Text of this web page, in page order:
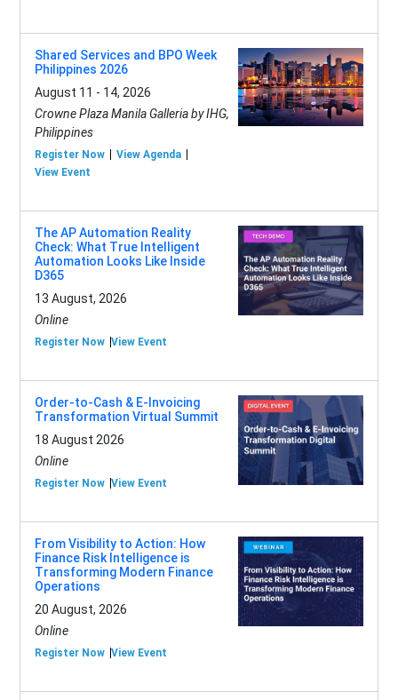
Shared Services and BPO Week
Philippines 2026
August 11 - 14, 2026
Crowne Plaza Manila Galleria by IHG,
Philippines
Register Now
View Agenda
View Event
The AP Automation Reality
Check: What True Intelligent
Automation Looks Like Inside
D365
13 August, 2026
Online
Register Now View Event
Order-to-Cash & E-Invoicing
Transformation Virtual Summit
18 August 2026
Online
Register Now View Event
From Visibility to Action: How
Finance Risk Intelligence is
Transforming Modern Finance
Operations
20 August, 2026
Online
Register Now View Event